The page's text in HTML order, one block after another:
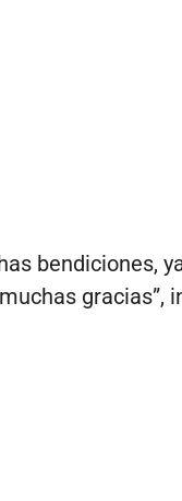
bendiciones,
gracias”,